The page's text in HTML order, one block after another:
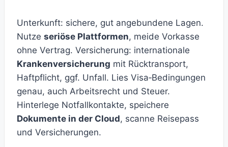
Unterkunft: sichere, gut angebundene Lagen.
Nutze seriöse Plattformen, meide Vorkasse
ohne Vertrag. Versicherung: internationale
Krankenversicherung mit Rücktransport,
Haftpflicht, ggf. Unfall. Lies Visa‑Bedingungen
genau, auch Arbeitsrecht und Steuer.
Hinterlege Notfallkontakte, speichere
Dokumente in der Cloud, scanne Reisepass
und Versicherungen.